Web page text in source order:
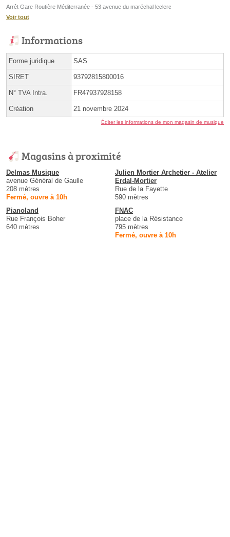
Arrêt Gare Routière Méditerranée - 53 avenue du maréchal leclerc
Voir tout
Informations
Forme juridique SAS
SIRET 93792815800016
N° TVA Intra. FR47937928158
Création 21 novembre 2024
Éditer les informations de mon magasin de musique
Magasins à proximité
Delmas Musique
avenue Général de Gaulle
208 mètres
Fermé, ouvre à 10h
Julien Mortier Archetier - Atelier
Erdal-Mortier
Rue de la Fayette
590 mètres
Pianoland
Rue François Boher
640 mètres
FNAC
place de la Résistance
795 mètres
Fermé, ouvre à 10h